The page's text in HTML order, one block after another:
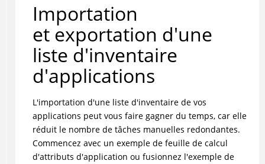
Importation
et exportation d'une
liste d'inventaire
d'applications
L'importation d'une liste d'inventaire de vos
applications peut vous faire gagner du temps, car elle
réduit le nombre de tâches manuelles redondantes.
Commencez avec un exemple de feuille de calcul
d'attributs d'application ou fusionnez l'exemple de